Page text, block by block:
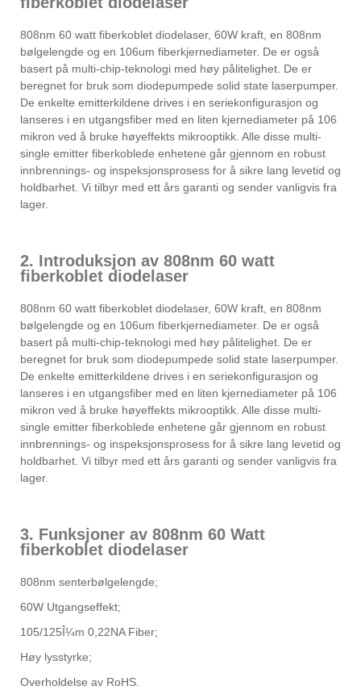
808nm 60 watt fiberkoblet diodelaser, 60W kraft, en 808nm
bølgelengde og en 106um fiberkjernediameter. De er også
basert på multi-chip-teknologi med høy pålitelighet. De er
beregnet for bruk som diodepumpede solid state laserpumper.
De enkelte emitterkildene drives i en seriekonfigurasjon og
lanseres i en utgangsfiber med en liten kjernediameter på 106
mikron ved å bruke høyeffekts mikrooptikk. Alle disse multi-
single emitter fiberkoblede enhetene går gjennom en robust
innbrennings- og inspeksjonsprosess for å sikre lang levetid og
holdbarhet. Vi tilbyr med ett års garanti og sender vanligvis fra
lager.
2. Introduksjon av 808nm 60 watt
fiberkoblet diodelaser
808nm 60 watt fiberkoblet diodelaser, 60W kraft, en 808nm
bølgelengde og en 106um fiberkjernediameter. De er også
basert på multi-chip-teknologi med høy pålitelighet. De er
beregnet for bruk som diodepumpede solid state laserpumper.
De enkelte emitterkildene drives i en seriekonfigurasjon og
lanseres i en utgangsfiber med en liten kjernediameter på 106
mikron ved å bruke høyeffekts mikrooptikk. Alle disse multi-
single emitter fiberkoblede enhetene går gjennom en robust
innbrennings- og inspeksjonsprosess for å sikre lang levetid og
holdbarhet. Vi tilbyr med ett års garanti og sender vanligvis fra
lager.
3. Funksjoner av 808nm 60 Watt
fiberkoblet diodelaser
808nm senterbølgelengde;
60W Utgangseffekt;
105/125Î¼m 0,22NA Fiber;
Høy lysstyrke;
Overholdelse av RoHS.